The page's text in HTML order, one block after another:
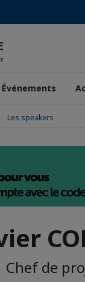
Événements
Les speakers
Chef de